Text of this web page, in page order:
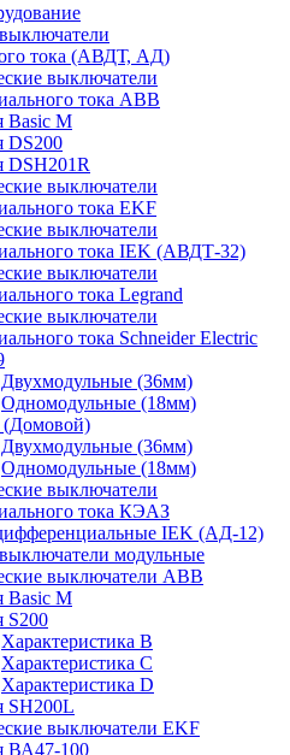
тока (АВДТ, АД)
выключатели
тока ABB
Basic M
DS200
DSH201R
выключатели
тока EKF
выключатели
тока IEK (АВДТ-32)
выключатели
тока Legrand
выключатели
тока Schneider Electric
Двухмодульные (36мм)
Одномодульные (18мм)
Двухмодульные (36мм)
Одномодульные (18мм)
выключатели
тока КЭАЗ
IEK (АД-12)
модульные
выключатели ABB
Basic M
S200
Характеристика B
Характеристика C
Характеристика D
SH200L
выключатели EKF
ВА47-100